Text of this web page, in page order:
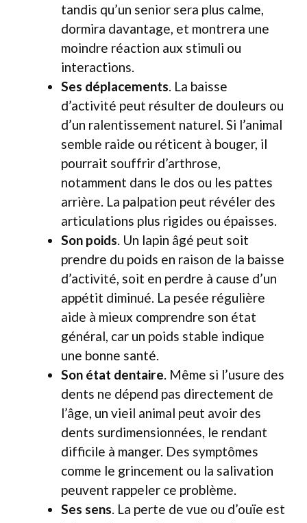
tandis qu’un senior sera plus calme,
dormira davantage, et montrera une
moindre réaction aux stimuli ou
interactions.
Ses déplacements . La baisse
d’activité peut résulter de douleurs ou
d’un ralentissement naturel. Si l’animal
semble raide ou réticent à bouger, il
pourrait souffrir d’arthrose,
notamment dans le dos ou les pattes
arrière. La palpation peut révéler des
articulations plus rigides ou épaisses.
Son poids . Un lapin âgé peut soit
prendre du poids en raison de la baisse
d’activité, soit en perdre à cause d’un
appétit diminué. La pesée régulière
aide à mieux comprendre son état
général, car un poids stable indique
une bonne santé.
Son état dentaire . Même si l’usure des
dents ne dépend pas directement de
l’âge, un vieil animal peut avoir des
dents surdimensionnées, le rendant
difficile à manger. Des symptômes
comme le grincement ou la salivation
peuvent rappeler ce problème.
Ses sens . La perte de vue ou d’ouïe est